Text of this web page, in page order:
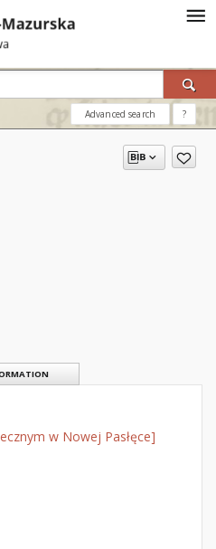
Advanced search ?
w Nowej Pasłęce]